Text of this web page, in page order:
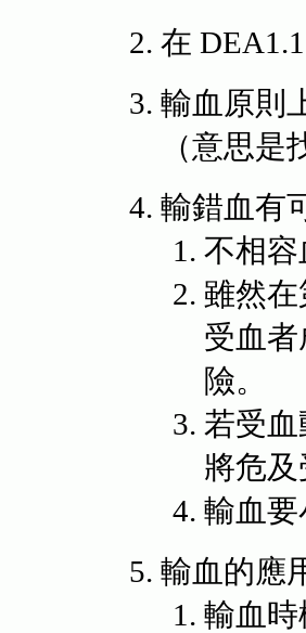
在
輸血原則
（意思
輸錯血有
不相
雖然
受血
險。
若受
將危
輸血
輸血的應
輸血時